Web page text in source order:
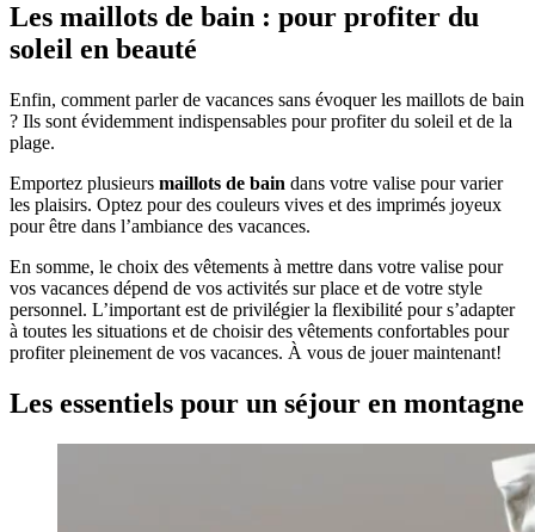
Les maillots de bain : pour profiter du
soleil en beauté
Enfin, comment parler de vacances sans évoquer les maillots de bain
? Ils sont évidemment indispensables pour profiter du soleil et de la
plage.
Emportez plusieurs maillots de bain dans votre valise pour varier
les plaisirs. Optez pour des couleurs vives et des imprimés joyeux
pour être dans l’ambiance des vacances.
En somme, le choix des vêtements à mettre dans votre valise pour
vos vacances dépend de vos activités sur place et de votre style
personnel. L’important est de privilégier la flexibilité pour s’adapter
à toutes les situations et de choisir des vêtements confortables pour
profiter pleinement de vos vacances. À vous de jouer maintenant!
Les essentiels pour un séjour en montagne